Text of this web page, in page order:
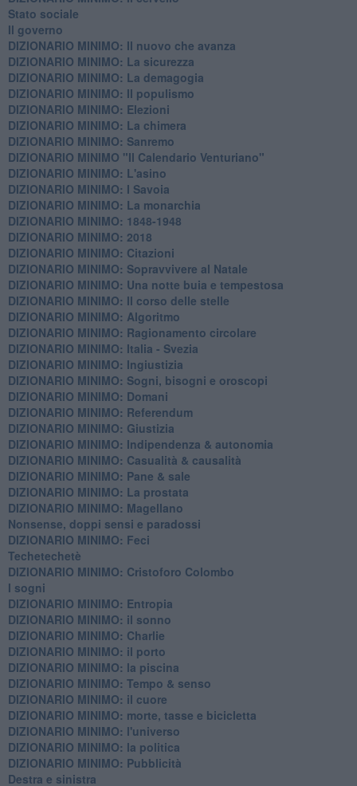
Stato sociale
Il governo
DIZIONARIO MINIMO: Il nuovo che avanza
DIZIONARIO MINIMO: La sicurezza
DIZIONARIO MINIMO: La demagogia
DIZIONARIO MINIMO: Il populismo
DIZIONARIO MINIMO: Elezioni
DIZIONARIO MINIMO: La chimera
DIZIONARIO MINIMO: Sanremo
DIZIONARIO MINIMO "Il Calendario Venturiano"
DIZIONARIO MINIMO: L'asino
DIZIONARIO MINIMO: I Savoia
DIZIONARIO MINIMO: La monarchia
DIZIONARIO MINIMO: 1848-1948
DIZIONARIO MINIMO: 2018
DIZIONARIO MINIMO: Citazioni
DIZIONARIO MINIMO: ​Sopravvivere al Natale
DIZIONARIO MINIMO: ​Una notte buia e tempestosa
DIZIONARIO MINIMO: Il corso delle stelle
DIZIONARIO MINIMO: Algoritmo
DIZIONARIO MINIMO: Ragionamento circolare
DIZIONARIO MINIMO: Italia - Svezia
DIZIONARIO MINIMO: ​Ingiustizia
DIZIONARIO MINIMO: ​Sogni, bisogni e oroscopi
DIZIONARIO MINIMO: Domani
DIZIONARIO MINIMO: Referendum
DIZIONARIO MINIMO: Giustizia
DIZIONARIO MINIMO: ​Indipendenza & autonomia
DIZIONARIO MINIMO: ​Casualità & causalità
​DIZIONARIO MINIMO: Pane & sale
DIZIONARIO MINIMO: La prostata
​DIZIONARIO MINIMO: Magellano
Nonsense, doppi sensi e paradossi
DIZIONARIO MINIMO: Feci
Techetechetè
DIZIONARIO MINIMO: Cristoforo Colombo
I sogni
DIZIONARIO MINIMO: Entropia
DIZIONARIO MINIMO: il sonno
DIZIONARIO MINIMO: Charlie
DIZIONARIO MINIMO: il porto
DIZIONARIO MINIMO: la piscina
DIZIONARIO MINIMO: Tempo & senso
DIZIONARIO MINIMO: il cuore
DIZIONARIO MINIMO: morte, tasse e bicicletta
DIZIONARIO MINIMO: l'universo
DIZIONARIO MINIMO: la politica
DIZIONARIO MINIMO: Pubblicità
Destra e sinistra